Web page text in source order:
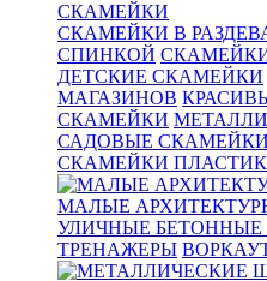
СКАМЕЙКИ
СКАМЕЙКИ В
СПИНКОЙ
ДЕТСКИЕ СКАМЕЙКИ
МАГАЗИНОВ
СКАМЕЙКИ
САДОВЫЕ СКАМЕЙКИ
СКАМЕЙКИ
МАЛЫЕ
УЛИЧНЫЕ БЕТОННЫЕ
ТРЕНАЖЕРЫ